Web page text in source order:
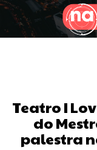
Teatro I
do
palestra